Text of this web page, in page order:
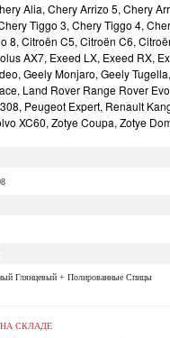
Alia, Chery Arrizo 5, Chery
Tiggo 3, Chery Tiggo 4,
8, Citroën C5, Citroën C6,
AX7, Exeed LX, Exeed RX,
Geely Monjaro, Geely
Land Rover Range Rover
Peugeot Expert, Renault
XC60, Zotye Coupa, Zotye
Глянцевый + Полированные Спицы
СКЛАДЕ